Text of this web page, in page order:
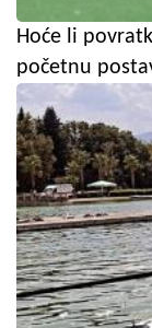
Hoće li
početnu